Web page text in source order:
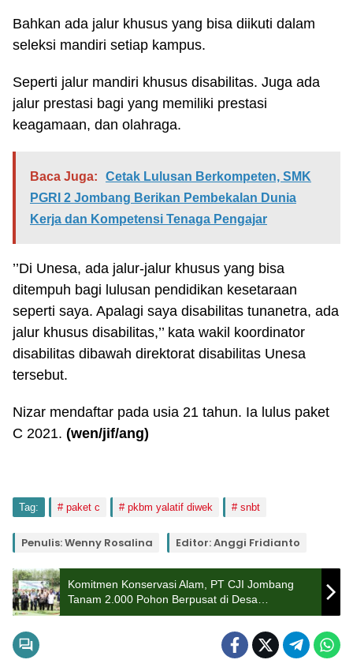
Bahkan ada jalur khusus yang bisa diikuti dalam
seleksi mandiri setiap kampus.
Seperti jalur mandiri khusus disabilitas. Juga ada
jalur prestasi bagi yang memiliki prestasi
keagamaan, dan olahraga.
Baca Juga:
Cetak Lulusan Berkompeten, SMK
PGRI 2 Jombang Berikan Pembekalan Dunia
Kerja dan Kompetensi Tenaga Pengajar
’’Di Unesa, ada jalur-jalur khusus yang bisa
ditempuh bagi lulusan pendidikan kesetaraan
seperti saya. Apalagi saya disabilitas tunanetra, ada
jalur khusus disabilitas,’’ kata wakil koordinator
disabilitas dibawah direktorat disabilitas Unesa
tersebut.
Nizar mendaftar pada usia 21 tahun. Ia lulus paket
C 2021. (wen/jif/ang)
Tag: paket c pkbm yalatif diwek snbt
Penulis: Wenny Rosalina Editor: Anggi Fridianto
Komitmen Konservasi Alam, PT CJI Jombang
Tanam 2.000 Pohon Berpusat di Desa
Mangunan, Kabuh Jombang